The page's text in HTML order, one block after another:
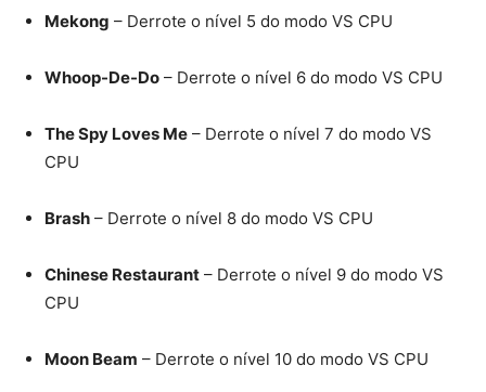
Mekong – Derrote o nível 5 do modo VS CPU
Whoop-De-Do – Derrote o nível 6 do modo VS CPU
The Spy Loves Me – Derrote o nível 7 do modo VS
CPU
Brash – Derrote o nível 8 do modo VS CPU
Chinese Restaurant – Derrote o nível 9 do modo VS
CPU
Moon Beam – Derrote o nível 10 do modo VS CPU